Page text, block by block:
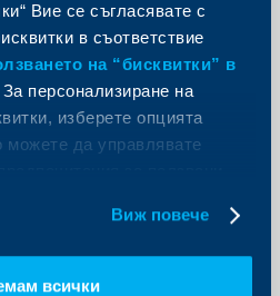
Вие се съгласявате с
в съответствие
на “бисквитки” в
За персонализиране на
изберете опцията
можете да управлявате
Виж повече
всички
можете да посетите
или да се обърнете към
Директ:
на цената на градски
без увеличение на